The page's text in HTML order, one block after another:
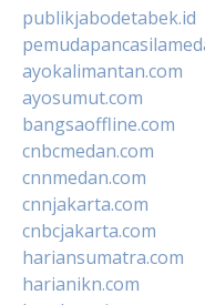
publikjabodetabek.id
ayokalimantan.com
ayosumut.com
bangsaoffline.com
cnbcmedan.com
cnnmedan.com
cnnjakarta.com
cnbcjakarta.com
hariansumatra.com
harianikn.com